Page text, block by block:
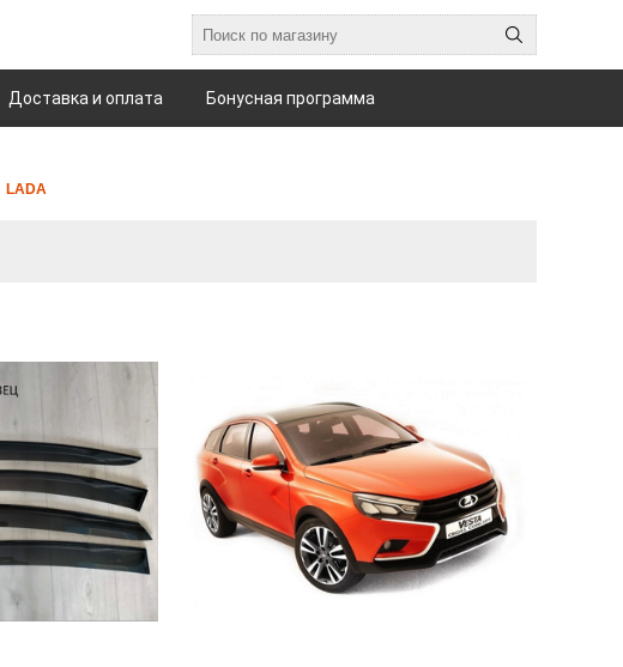
Доставка и оплата Бонусная программа
LADA